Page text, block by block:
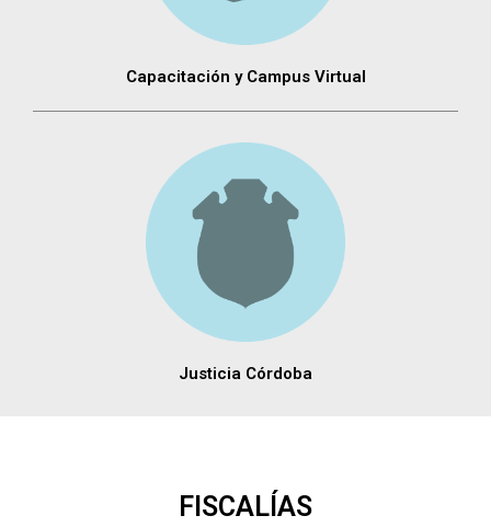
Capacitación y Campus Virtual
Justicia Córdoba
FISCALÍAS